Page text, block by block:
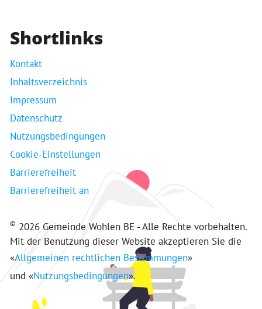
Shortlinks
Kontakt
Inhaltsverzeichnis
Impressum
Datenschutz
Nutzungsbedingungen
Cookie-Einstellungen
Barrierefreiheit
Barrierefreiheit an
© 2026 Gemeinde Wohlen BE - Alle Rechte vorbehalten.
Mit der Benutzung dieser Website akzeptieren Sie die
«Allgemeinen rechtlichen Bestimmungen»
und «Nutzungsbedingungen».